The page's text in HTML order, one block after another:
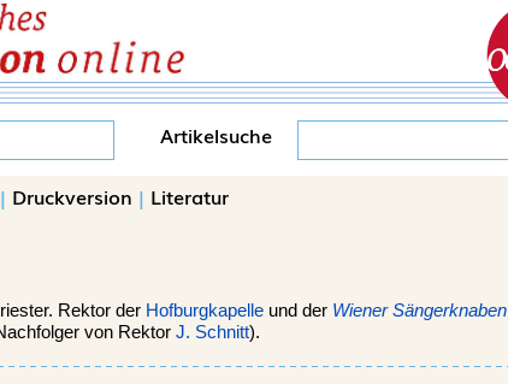
Artikelsuche
| Druckversion | Literatur
Rektor der Hofburgkapelle und der Wiener Sängerknaben
von Rektor J. Schnitt).